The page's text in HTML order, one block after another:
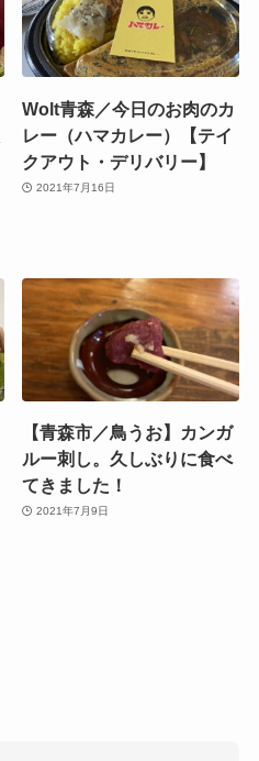
Wolt青森／今日のお肉のカ
レー（ハマカレー）【テイ
クアウト・デリバリー】
2021年7月16日
【青森市／鳥うお】カンガ
ルー刺し。久しぶりに食べ
てきました！
2021年7月9日